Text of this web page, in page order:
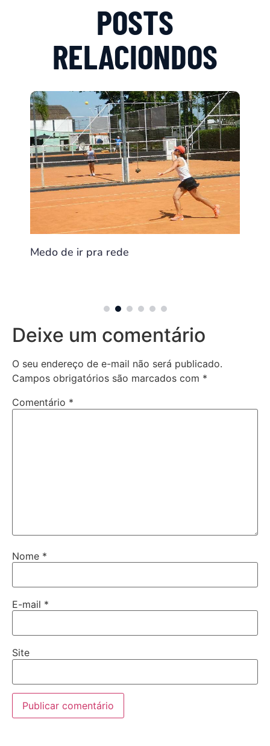
POSTS
RELACIONDOS
Medo de ir pra rede
Deixe um comentário
O seu endereço de e-mail não será publicado.
Campos obrigatórios são marcados com *
Comentário *
Nome *
E-mail *
Site